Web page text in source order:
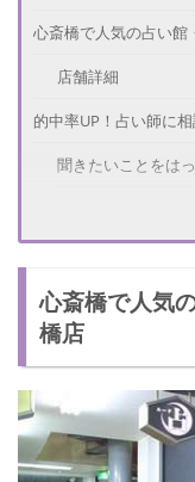
心斎橋で人気の占い館
店舗詳細
的中率UP！占い師に
聞きたいことをは
さいごに
心斎橋で人気
橋店